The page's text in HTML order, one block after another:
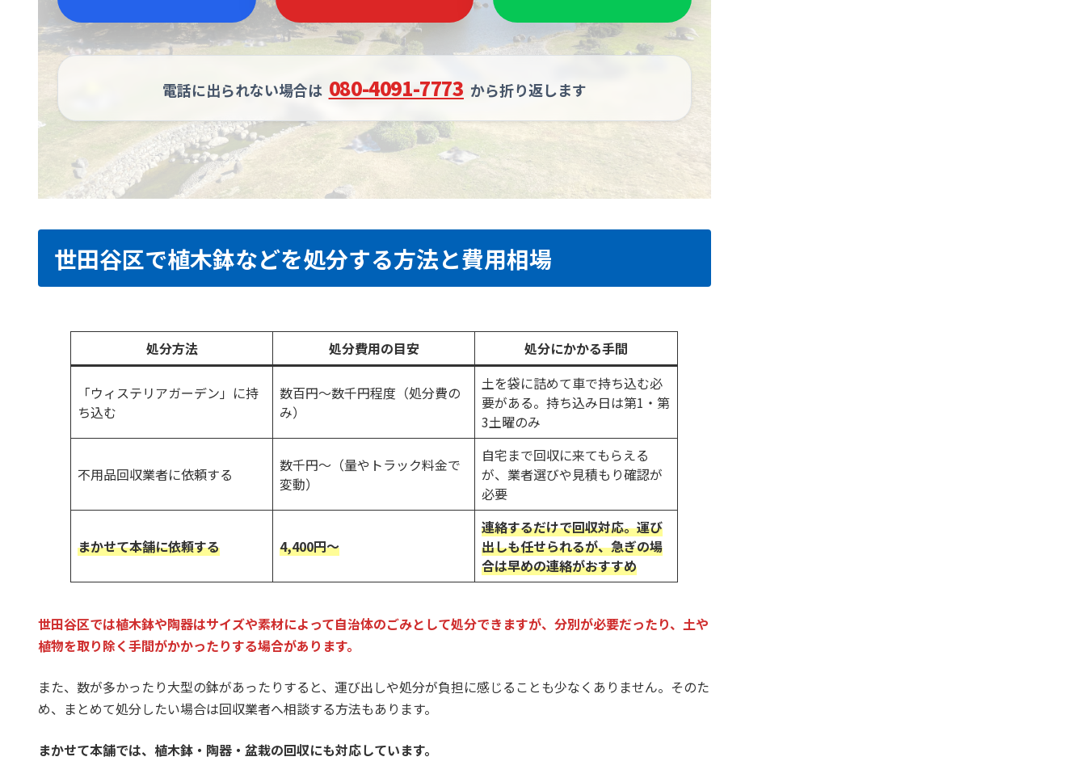
電話に出られない場合は 080-4091-7773 から折り返します
世田谷区で植木鉢などを処分する方法と費用相場
処分方法 処分費用の目安 処分にかかる手間
「ウィステリアガーデン」に持
ち込む
数百円～数千円程度（処分費の
み）
土を袋に詰めて車で持ち込む必
要がある。持ち込み日は第1・第
3土曜のみ
不用品回収業者に依頼する
数千円～（量やトラック料金で
変動）
自宅まで回収に来てもらえる
が、業者選びや見積もり確認が
必要
まかせて本舗に依頼する 4,400円～
連絡するだけで回収対応。運び
出しも任せられるが、急ぎの場
合は早めの連絡がおすすめ
世田谷区では植木鉢や陶器はサイズや素材によって自治体のごみとして処分できますが、分別が必要だったり、土や
植物を取り除く手間がかかったりする場合があります。
また、数が多かったり大型の鉢があったりすると、運び出しや処分が負担に感じることも少なくありません。そのた
め、まとめて処分したい場合は回収業者へ相談する方法もあります。
まかせて本舗では、植木鉢・陶器・盆栽の回収にも対応しています。